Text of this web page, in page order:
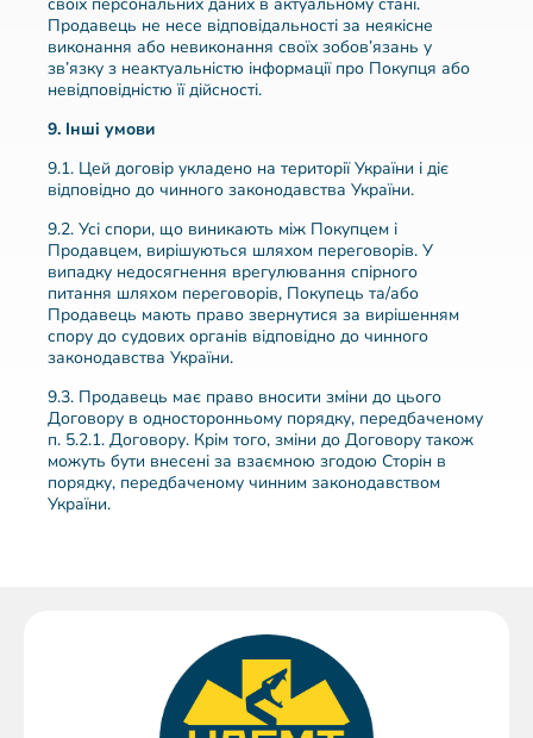
Продавець не несе відповідальності за неякісне
виконання або невиконання своїх зобов’язань у
зв’язку з неактуальністю інформації про Покупця або
невідповідністю її дійсності.
9. Інші умови
9.1. Цей договір укладено на території України і діє
відповідно до чинного законодавства України.
9.2. Усі спори, що виникають між Покупцем і
Продавцем, вирішуються шляхом переговорів. У
випадку недосягнення врегулювання спірного
питання шляхом переговорів, Покупець та/або
Продавець мають право звернутися за вирішенням
спору до судових органів відповідно до чинного
законодавства України.
9.3. Продавець має право вносити зміни до цього
Договору в односторонньому порядку, передбаченому
п. 5.2.1. Договору. Крім того, зміни до Договору також
можуть бути внесені за взаємною згодою Сторін в
порядку, передбаченому чинним законодавством
України.